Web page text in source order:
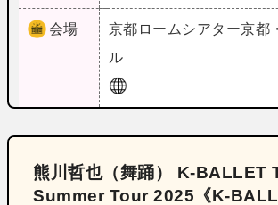
会場 京都 ロームシアター京都
ル
熊川哲也（舞踊） K‐BALLET
Summer Tour 2025《